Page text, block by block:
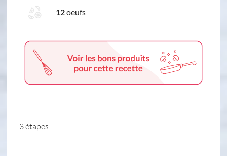
12oeufs
3 étapes